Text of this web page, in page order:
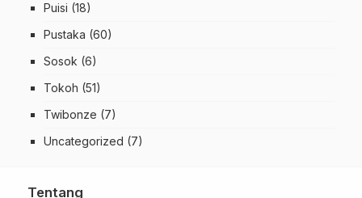
Puisi (18)
Pustaka (60)
Sosok (6)
Tokoh (51)
Twibonze (7)
Uncategorized (7)
Tentang